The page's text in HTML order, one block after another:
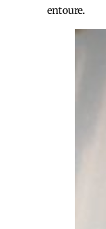
entoure.